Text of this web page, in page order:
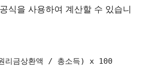
식을 사용하여 계산할 수 있습니
리금상환액 / 총소득) x 100